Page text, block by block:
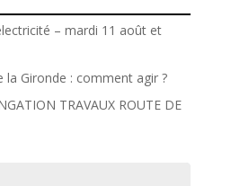
– mardi 11 août et
la Gironde : comment agir ?
TRAVAUX ROUTE DE